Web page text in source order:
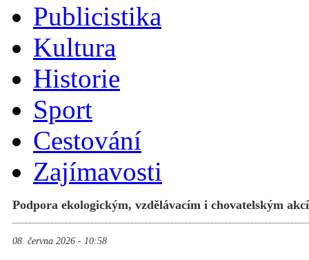
Publicistika
Kultura
Historie
Sport
Cestování
Zajímavosti
Podpora ekologickým, vzdělávacím i chovatelským
08. června 2026 - 10:58